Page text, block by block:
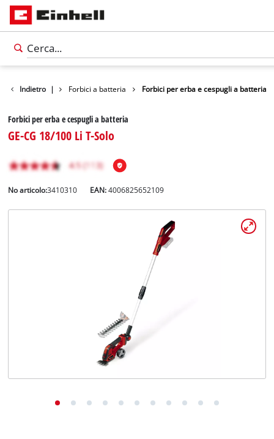
Indietro |
da giardino Forbici a batteria Forbici per erba e cespugli a batteria
Forbici per erba e cespugli a batteria
GE-CG 18/100 Li T-Solo
No articolo:3410310 EAN:4006825652109